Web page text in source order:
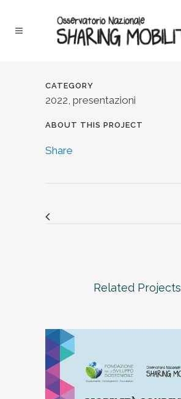
CATEGORY
2022, presentazioni
ABOUT THIS PROJECT
Share
Related Projects